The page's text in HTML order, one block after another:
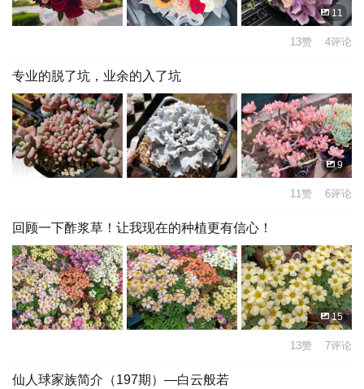
11
13赞 4评论
专业的脱了坑，业余的入了坑
9
11赞 6评论
回顾一下酢浆草！让我现在的种植更有信心！
15
13赞 7评论
仙人球家族简介（197期）—白云般若